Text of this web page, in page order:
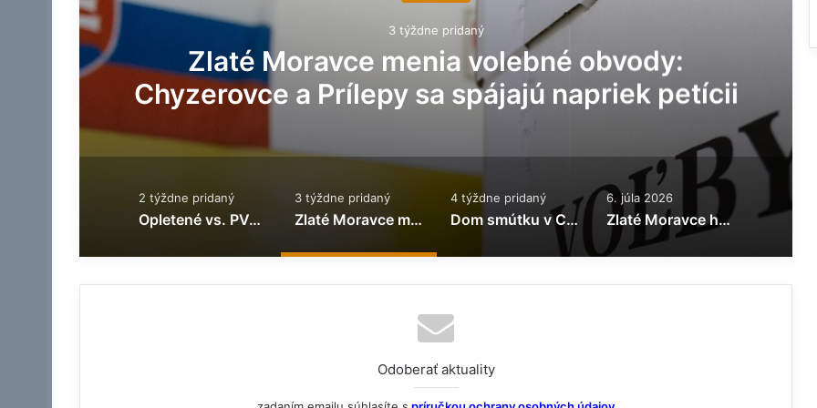
4 týždne pridaný
Dom smútku v Chyzerovciach má za sebou
rekonštrukciu
2 týždne pridaný
Opletené vs. PVC káble: ktoré vám vydržia dlhšie?
3 týždne pridaný
Zlaté Moravce menia volebné obvody: Chyzerovce a Prílepy sa spájajú napriek petícii
4 týždne pridaný
Dom smútku v Chyzerovciach má za sebou rekonštrukciu
6. júla 2026
Zlaté Moravce hľadajú nových mestských policajtov. Otvorené sú tri pracovné miesta
Odoberať aktuality